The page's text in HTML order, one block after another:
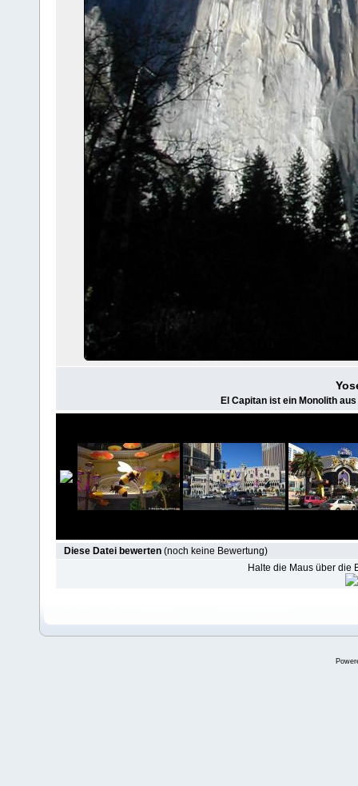
El Capitan ist ein Monolith
Diese Datei bewerten (noch keine Bewertung)
Halte die Maus über die